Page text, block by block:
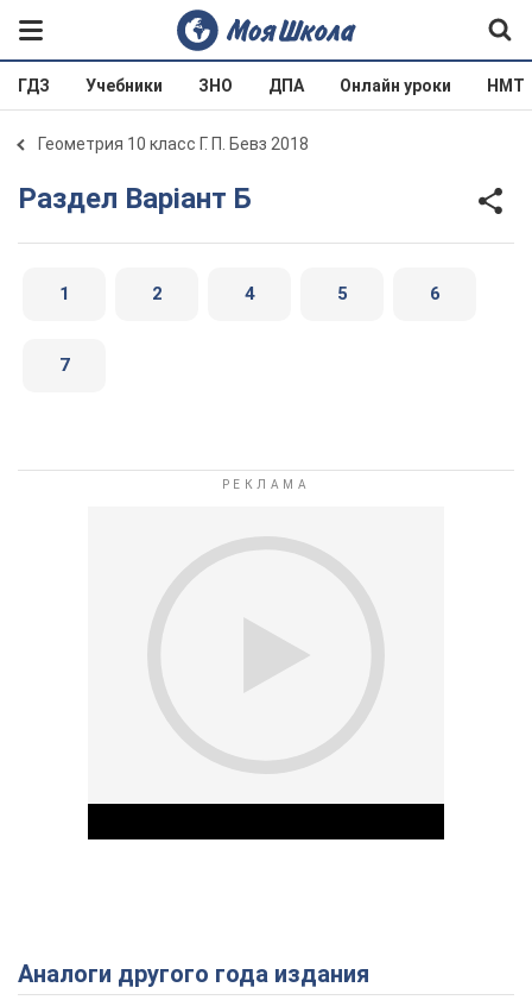
ГДЗ Учебники ЗНО ДПА Онлайн уроки НМТ
Геометрия 10 класс Г. П. Бевз 2018
Раздел Варіант Б
1 2 4 5 6
7
Play Video
Аналоги другого года издания